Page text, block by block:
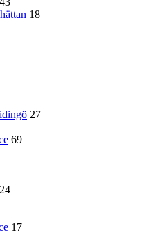
18
27
69
24
17